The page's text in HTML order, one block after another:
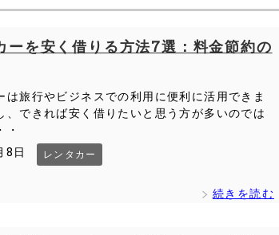
ーを安く借りる方法7選：料金節約の
は旅行やビジネスでの利用に便利に活用できま
、できれば安く借りたいと思う方が多いのでは
・
8日
レンタカー
続きを読む